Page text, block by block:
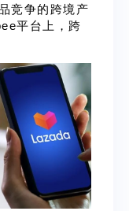
竞争的跨境产
平台上，跨